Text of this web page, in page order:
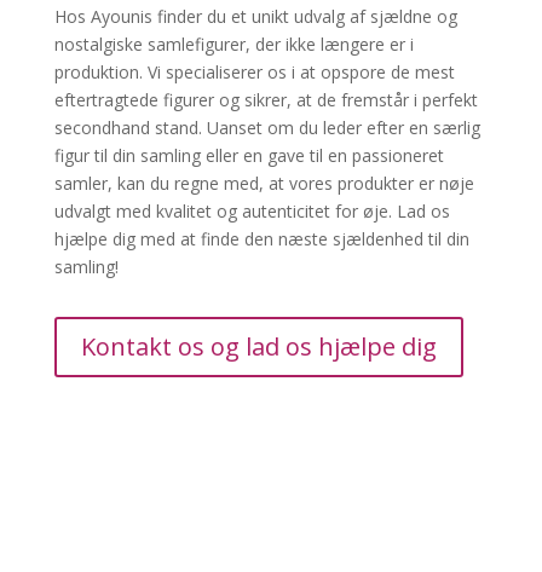
Hos Ayounis finder du et unikt udvalg af sjældne og
nostalgiske samlefigurer, der ikke længere er i
produktion. Vi specialiserer os i at opspore de mest
eftertragtede figurer og sikrer, at de fremstår i perfekt
secondhand stand. Uanset om du leder efter en særlig
figur til din samling eller en gave til en passioneret
samler, kan du regne med, at vores produkter er nøje
udvalgt med kvalitet og autenticitet for øje. Lad os
hjælpe dig med at finde den næste sjældenhed til din
samling!
Kontakt os og lad os hjælpe dig